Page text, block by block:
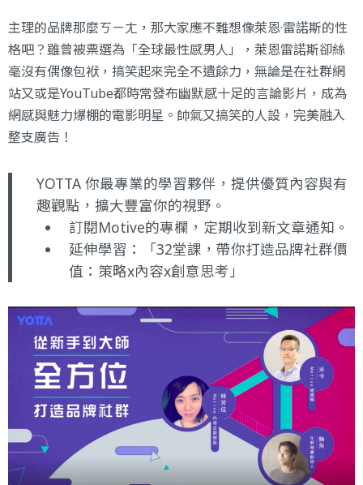
主理的品牌那麼ㄎㄧㄤ，那大家應不難想像萊恩·雷諾斯的性
格吧？雖曾被票選為「全球最性感男人」，萊恩雷諾斯卻絲
毫沒有偶像包袱，搞笑起來完全不遺餘力，無論是在社群網
站又或是YouTube都時常發布幽默感十足的言論影片，成為
網感與魅力爆棚的電影明星。帥氣又搞笑的人設，完美融入
整支廣告！
YOTTA 你最專業的學習夥伴，提供優質內容與有
趣觀點，擴大豐富你的視野。
訂閱Motive的專欄 ，定期收到新文章通知。
延伸學習：
「32堂課，帶你打造品牌社群價
值：策略x內容x創意思考」